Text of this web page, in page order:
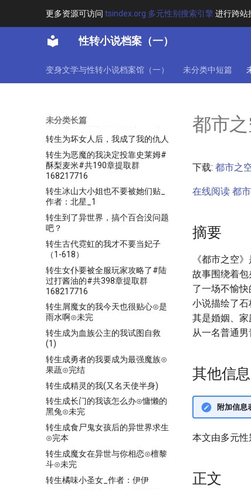
更多资源可访问 tsindex.org 多元性别搜索引擎进行跨站
性转小说档案（一）
变身文学与性转小说档案馆（一） 未分类中短篇
未分类长篇
贵族反派小姐只想苟活⊙光菜QwQ
赛博朋克丰川祥子的涅槃
赤瞳的多菲蕾娅
起源的约会大作战_作者_红王_
超人，钢铁之躯，女的，6岁！
转生npc，但是明日方舟(1-462)
转生为坏女人后，我成了我的仇人
转生为恶魔的我决定投靠史莱姆#
酥梨麦米#共190章提取群
168217716
转生冰山大小姐也不要被她们贴_
作者：北星_1
转生到了异世界，搞个百合没问题
吧？
转生古代霓虹的我才不要当妃子
（1-618）
转生女仆要被全服玩家攻略了#陆
过打酱油的#共398章提取群
168217716
转生屑魔女的我今天也很贴心⊙是
雨水啊⊙未完
转生成为血族公主的我试图自救
(1)
转生成勇者的我要成为最强魔族⊙
果蔬⊙完结
转生成精灵的我(又名天使半身)
转生成长门的我该怎么办⊙慵懒的
黑兔⊙未完
转生成食尸鬼女孩后的异世界求生
⊙完本
转生成魔女在异世与你相恋⊙檀黎
斗⊙未完
转生橘味小圣女_作者：伊伊
都市
下载: 都市之
在线阅读 都
摘要
《都市之空
故事围绕着
了一场不愉
小说描绘了
其是婚姻、
从一名普通男
其他信
附加信息
本文由多元性
正文